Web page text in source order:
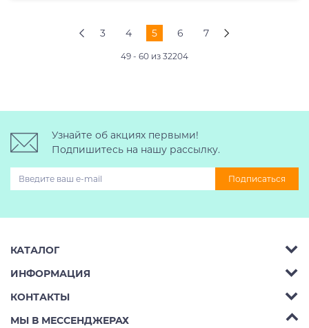
3 4 5 6 7
49 - 60 из 32204
Узнайте об акциях первыми!
Подпишитесь на нашу рассылку.
Подписаться
КАТАЛОГ
Багажник на крышу авто
Автобоксы
ИНФОРМАЦИЯ
Аренда
Ремонт
КОНТАКТЫ
Телефон: 8 (495) 2367486
МЫ В МЕССЕНДЖЕРАХ